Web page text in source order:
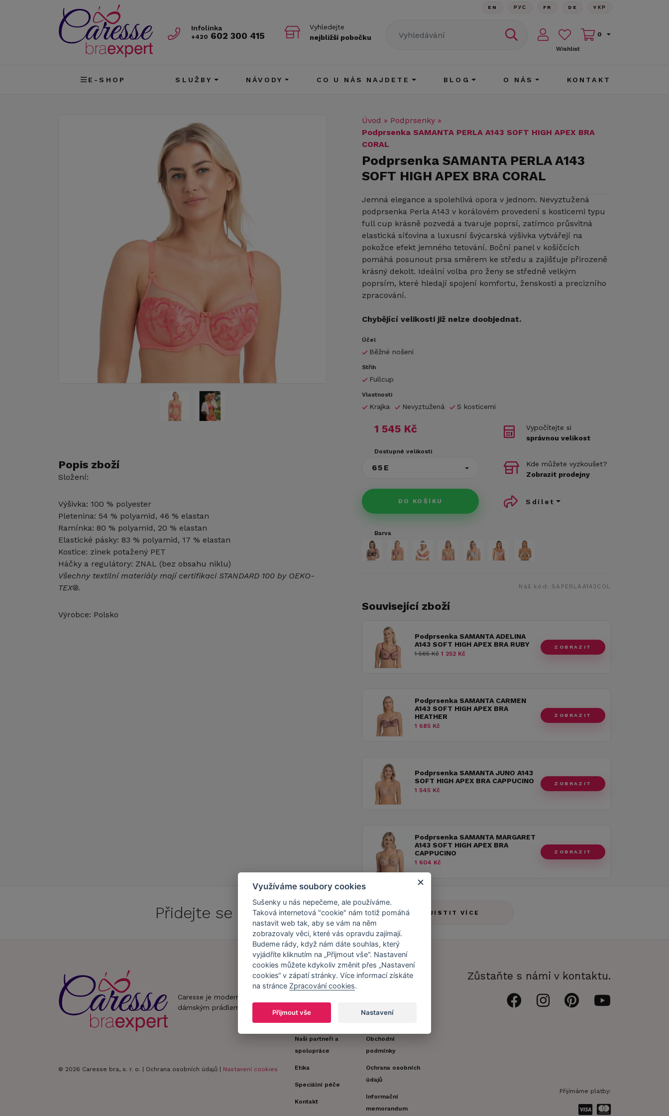
Infolinka
+420 602 300 415
Vyhledejte
nejbližší pobočku
EN РУС FR DE YКР
Wishlist
0
E-SHOP SLUŽBY NÁVODY CO U NÁS NAJDETE BLOG O NÁS KONTAKT
Popis zboží
Složení:
Výšivka: 100 % polyester
Pletenina: 54 % polyamid, 46 % elastan
Ramínka: 80 % polyamid, 20 % elastan
Elastické pásky: 83 % polyamid, 17 % elastan
Kostice: zinek potažený PET
Háčky a regulátory: ZNAL (bez obsahu niklu)
Všechny textilní materiály mají certifikaci STANDARD 100 by OEKO-
TEX®.
Výrobce: Polsko
Úvod » Podprsenky »
Podprsenka SAMANTA PERLA A143 SOFT HIGH APEX BRA
CORAL
Podprsenka SAMANTA PERLA A143
SOFT HIGH APEX BRA CORAL
Jemná elegance a spolehlivá opora v jednom. Nevyztužená
podprsenka Perla A143 v korálovém provedení s kosticemi typu
full cup krásně pozvedá a tvaruje poprsí, zatímco průsvitná
elastická síťovina a luxusní švýcarská výšivka vytvářejí na
pokožce efekt jemného tetování. Boční panel v košíčcích
pomáhá posunout prsa směrem ke středu a zajišťuje přirozeně
krásný dekolt. Ideální volba pro ženy se středně velkým
poprsím, které hledají spojení komfortu, ženskosti a precizního
zpracování.
Chybějící velikosti již nelze doobjednat.
Účel
Běžné nošení
Střih
Fullcup
Vlastnosti
Krajka Nevyztužená S kosticemi
1 545 Kč
Dostupné velikosti
65E
DO KOŠÍKU
Vypočítejte si
správnou velikost
Kde můžete vyzkoušet?
Zobrazit prodejny
Sdílet
Barva
Náš kód: SAPERLAA143COL
Související zboží
Podprsenka SAMANTA ADELINA
A143 SOFT HIGH APEX BRA RUBY
1 565 Kč 1 252 Kč
ZOBRAZIT
Podprsenka SAMANTA CARMEN
A143 SOFT HIGH APEX BRA
HEATHER
1 685 Kč
ZOBRAZIT
Podprsenka SAMANTA JUNO A143
SOFT HIGH APEX BRA CAPPUCINO
1 545 Kč
ZOBRAZIT
Podprsenka SAMANTA MARGARET
A143 SOFT HIGH APEX BRA
CAPPUCINO
1 604 Kč
ZOBRAZIT
Přidejte se doCaresse Clubu! ZJISTIT VÍCE
Caresse je moderní obchod s
dámským prádlem.
© 2026 Caresse bra, s. r. o. | Ochrana osobních údajů Nastavení cookies
Náš příběh
Caresse v
médiích
Naši partneři a
spolupráce
Etika
Speciální péče
Kontakt
Zákaznický účet
Obchodní
podmínky
Ochrana osobních
údajů
Informační
memorandum
Zůstaňte s námi v kontaktu.
Přijímáme platby:
Využíváme soubory cookies
Sušenky u nás nepečeme, ale používáme.
Taková internetová "cookie" nám totiž pomáhá
nastavit web tak, aby se vám na něm
zobrazovaly věci, které vás opravdu zajímají.
Budeme rády, když nám dáte souhlas, který
vyjádříte kliknutím na „Přijmout vše“. Nastavení
cookies můžete kdykoliv změnit přes „Nastavení
cookies“ v zápatí stránky. Více informací získáte
na stránce Zpracování cookies.
Přijmout vše Nastavení